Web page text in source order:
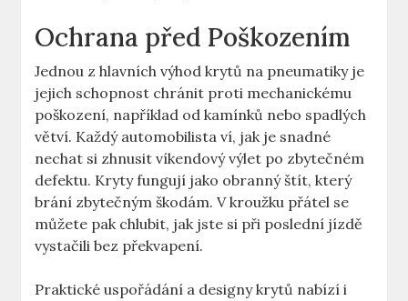
Ochrana před Poškozením
Jednou z hlavních výhod krytů na pneumatiky je
jejich schopnost chránit proti mechanickému
poškození, například od kamínků nebo spadlých
větví. Každý automobilista ví, jak je snadné
nechat si zhnusit víkendový výlet po zbytečném
defektu. Kryty fungují jako obranný štít, který
brání zbytečným škodám. V kroužku přátel se
můžete pak chlubit, jak jste si při poslední jízdě
vystačili bez překvapení.
Praktické uspořádání a designy krytů nabízí i